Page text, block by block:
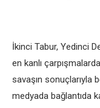
İkinci Tabur, Yedinci
en kanlı
savaşın sonuçlarıyla
medyada bağlantıda